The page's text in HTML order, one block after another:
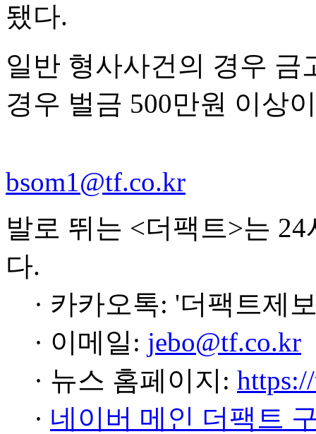
됐다.
일반 형사사건의 경우 금
경우 벌금 500만원 이상
bsom1@tf.co.kr
발로 뛰는 <더팩트>는
다.
· 카카오톡: '더팩트제
· 이메일: jebo@tf.co.kr
· 뉴스 홈페이지:
· 네이버 메인 더팩트